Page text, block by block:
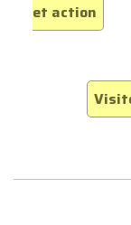
et action